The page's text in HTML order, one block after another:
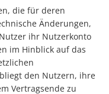
die für deren
Änderungen,
ihr Nutzerkonto
im Hinblick auf das
den Nutzern, ihre
Vertragsende zu